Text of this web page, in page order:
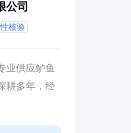
公司
核验
业供应鲈鱼
耕多年，经